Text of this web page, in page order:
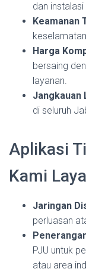
dan
Keamanan
Harga
bersaing
layanan.
Jangkauan
di seluruh
Aplikasi
Kami
Jaringan
perluasan
PJU untuk
atau area